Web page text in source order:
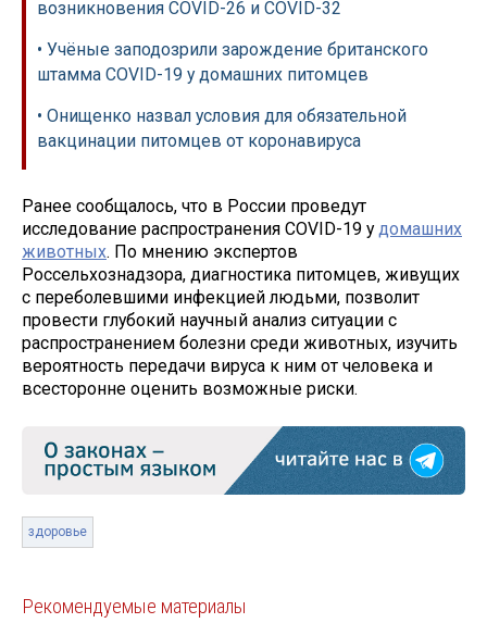
возникновения COVID-26 и COVID-32
• Учёные заподозрили зарождение британского
штамма COVID-19 у домашних питомцев
• Онищенко назвал условия для обязательной
вакцинации питомцев от коронавируса
Ранее сообщалось, что в России проведут
исследование распространения COVID-19 удомашних
животных. По мнению экспертов
Россельхознадзора, диагностика питомцев, живущих
с переболевшими инфекцией людьми, позволит
провести глубокий научный анализ ситуации с
распространением болезни среди животных, изучить
вероятность передачи вируса к ним от человека и
всесторонне оценить возможные риски.
здоровье
Рекомендуемые материалы